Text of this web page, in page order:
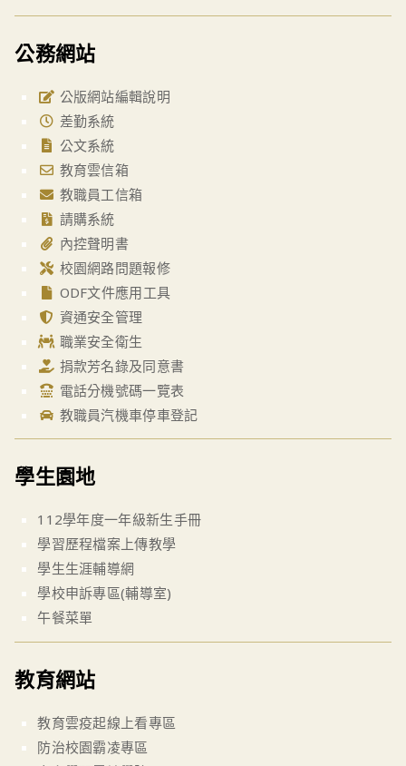
公務網站
公版網站編輯說明
差勤系統
公文系統
教育雲信箱
教職員工信箱
請購系統
內控聲明書
校園網路問題報修
ODF文件應用工具
資通安全管理
職業安全衛生
捐款芳名錄及同意書
電話分機號碼一覽表
教職員汽機車停車登記
學生園地
112學年度一年級新生手冊
學習歷程檔案上傳教學
學生生涯輔導網
學校申訴專區(輔導室)
午餐菜單
教育網站
教育雲疫起線上看專區
防治校園霸凌專區